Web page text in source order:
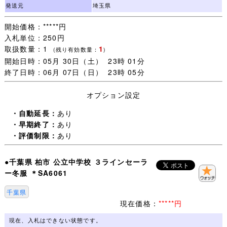
一部の方のために誠に申し訳ございません。
・オークション終了後(休業日を除く)24時間以内のご連絡
(取引開始)、送料連絡後金融機関の3営業日以内のご入金、
をご承諾いただける方のみご検討下さいますようお願いし
ます。
・一週間以内にご落札いただいた品については同梱包いた
らお取引を開始してください。
取引ナビで一覧に表示されない品は同梱包できません。落
札手続き【 取引開始 】をすると、その後のご落札は別梱
・未連絡のままだと【 落札者都合によるキャンセル 】に
なりますので、
追加同梱予定がある場合は【 取引開始 】をしないで取引
ナビより(同梱包予定がある旨)連絡ください。
発送元 埼玉県
開始価格：*****円
入札単位：250円
取扱数量：1
(残り有効数量： 1)
開始日時：05月 30日（土） 23時 01分
終了日時：06月 07日（日） 23時 05分
オプション設定
・自動延長： あり
・早期終了： あり
・評価制限： あり
●千葉県 柏市 公立中学校 ３ラインセーラ
ー冬服 ＊SA6061
千葉県
現在価格： *****円
現在、入札はできない状態です。